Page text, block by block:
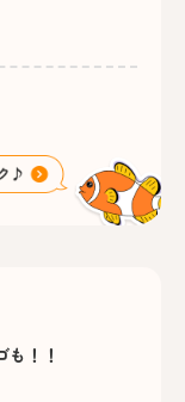
も！！